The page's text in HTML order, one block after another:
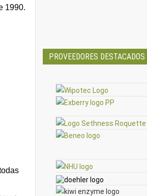
1990.
PROVEEDORES DESTACADOS